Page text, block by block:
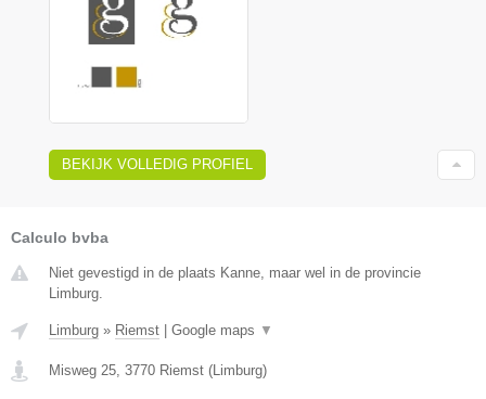
BEKIJK VOLLEDIG PROFIEL
Calculo bvba
Niet gevestigd in de plaats Kanne, maar wel in de provincie
Limburg.
Limburg » Riemst Google maps ▼
Misweg 25 3770 Riemst ( Limburg)